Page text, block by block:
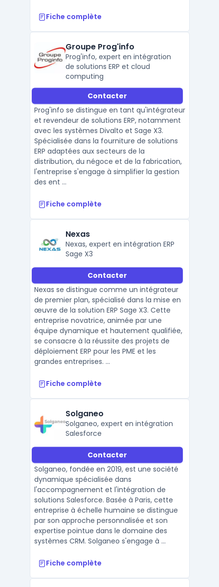
Fiche complète
Groupe Prog'info
Prog'info, expert en intégration
de solutions ERP et cloud
computing
Contacter
Prog'info se distingue en tant qu'intégrateur
et revendeur de solutions ERP, notamment
avec les systèmes Divalto et Sage X3.
Spécialisée dans la fourniture de solutions
ERP adaptées aux secteurs de la
distribution, du négoce et de la fabrication,
l'entreprise s'engage à simplifier la gestion
des ent ...
Fiche complète
Nexas
Nexas, expert en intégration ERP
Sage X3
Contacter
Nexas se distingue comme un intégrateur
de premier plan, spécialisé dans la mise en
œuvre de la solution ERP Sage X3. Cette
entreprise novatrice, animée par une
équipe dynamique et hautement qualifiée,
se consacre à la réussite des projets de
déploiement ERP pour les PME et les
grandes entreprises. ...
Fiche complète
Solganeo
Solganeo, expert en intégration
Salesforce
Contacter
Solganeo, fondée en 2019, est une société
dynamique spécialisée dans
l'accompagnement et l'intégration de
solutions Salesforce. Basée à Paris, cette
entreprise à échelle humaine se distingue
par son approche personnalisée et son
expertise pointue dans le domaine des
systèmes CRM. Solganeo s'engage à ...
Fiche complète